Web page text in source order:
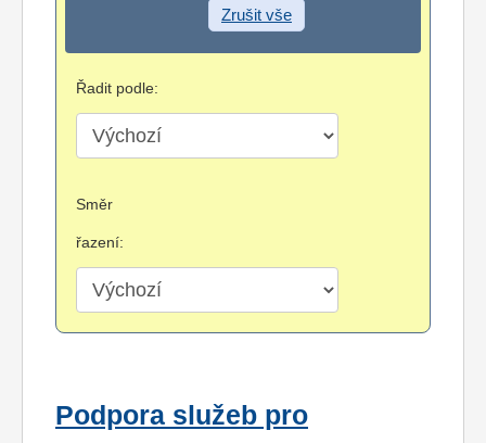
Zrušit vše
Řadit podle:
Směr
řazení:
Podpora služeb pro